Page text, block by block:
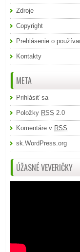
Zdroje
Copyright
Prehlásenie o
Kontakty
META
Prihlásiť sa
Položky RSS 2.0
Komentáre v RSS
sk.WordPress.org
ÚŽASNÉ VEVERIČKY